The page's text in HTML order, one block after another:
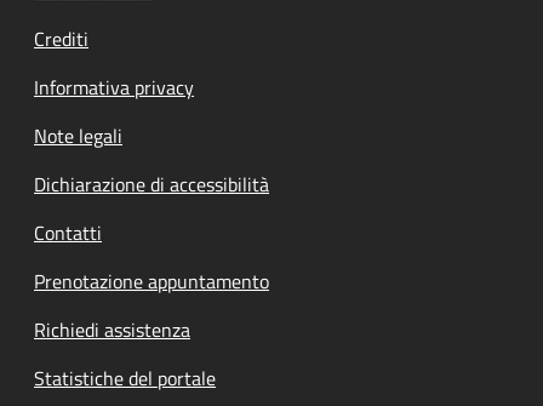
Crediti
Informativa privacy
Note legali
Dichiarazione di accessibilità
Contatti
Prenotazione appuntamento
Richiedi assistenza
Statistiche del portale